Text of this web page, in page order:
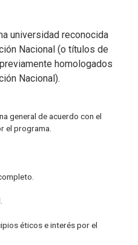
universidad reconocida
Nacional (o títulos de
homologados
Nacional).
general de acuerdo con el
el programa.
éticos e interés por el